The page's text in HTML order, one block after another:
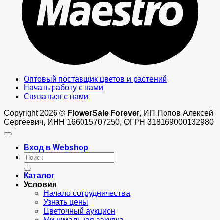
Оптовый поставщик цветов и растений
Начать работу с нами
Связаться с нами
Copyright 2026 © FlowerSale Forever, ИП Попов Алексей
Сергеевич, ИНН 166015707250, ОГРН 318169000132980
Вход в Webshop
Искать:
Каталог
Условия
Начало сотрудничества
Узнать цены
Цветочный аукцион